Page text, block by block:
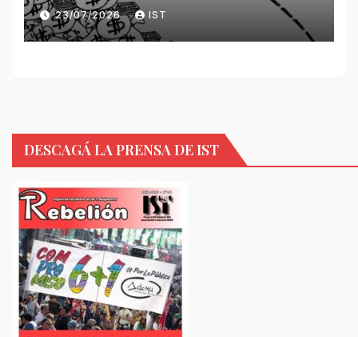
23/07/2026 IST
DESCAGÁ LA PRENSA DE IST